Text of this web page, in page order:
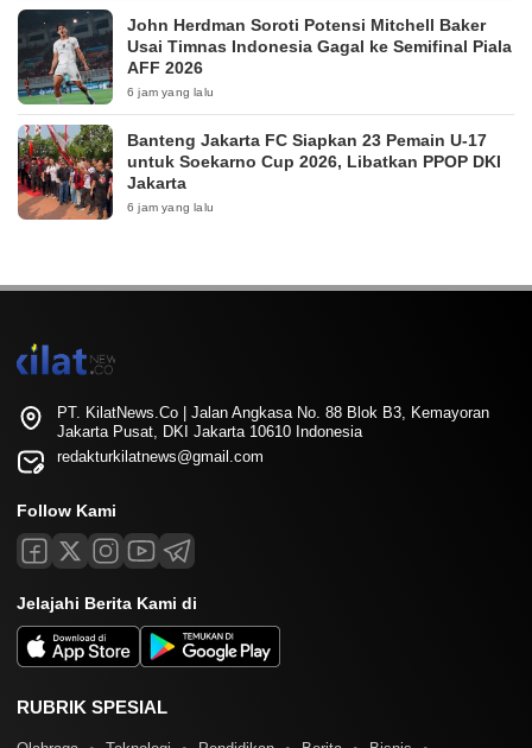
John Herdman Soroti Potensi Mitchell Baker
Usai Timnas Indonesia Gagal ke Semifinal Piala
AFF 2026
6 jam yang lalu
Banteng Jakarta FC Siapkan 23 Pemain U-17
untuk Soekarno Cup 2026, Libatkan PPOP DKI
Jakarta
6 jam yang lalu
PT. KilatNews.Co | Jalan Angkasa No. 88 Blok B3, Kemayoran
Jakarta Pusat, DKI Jakarta 10610 Indonesia
redakturkilatnews@gmail.com
Follow Kami
Jelajahi Berita Kami di
RUBRIK SPESIAL